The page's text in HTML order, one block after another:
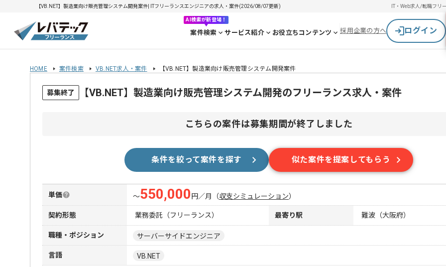
【VB.NET】製造業向け販売管理システム開発案件| ITフリーランスエンジニアの求人・案件(2026/08/07更新) IT・Web求人/転職フリ
AI検索が新登場！
案件検索 サービス紹介 お役立ちコンテンツ 採用企業の方へ ログイン
HOME 案件検索 VB.NET求人・案件 【VB.NET】製造業向け販売管理システム開発案件
募集終了 【VB.NET】製造業向け販売管理システム開発のフリーランス求人・案件
こちらの案件は募集期間が終了しました
条件を絞って案件を探す 似た案件を提案してもらう
単価 〜550,000 円／月 （収支シミュレーション）
契約形態 業務委託（フリーランス） 最寄り駅 難波（大阪府）
職種・ポジション サーバーサイドエンジニア
言語 VB.NET